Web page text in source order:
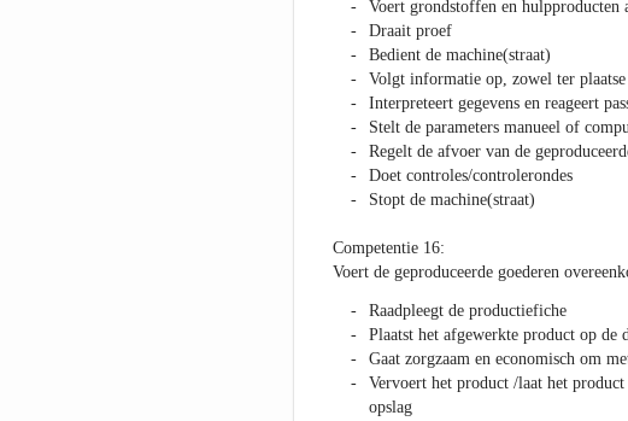
Voert grondstoffen en hulpproducten
Draait proef
Bedient de machine(straat)
Volgt informatie op, zowel ter plaatse
Interpreteert gegevens en reageert
Stelt de parameters manueel of
Regelt de afvoer van de
Doet controles/controlerondes
Stopt de machine(straat)
Competentie 16:
Voert de geproduceerde goederen
Raadpleegt de productiefiche
Plaatst het afgewerkte product op de
Gaat zorgzaam en economisch om
Vervoert het product /laat het
opslag